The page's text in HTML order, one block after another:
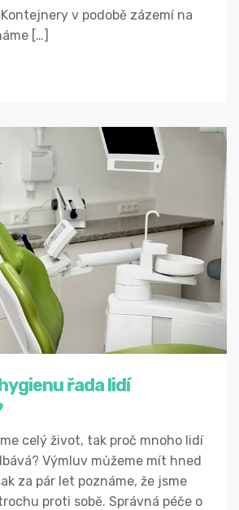
v podobě zázemí na
[…]
řada lidí
celý život, tak proč mnoho lidí
Výmluv můžeme mít hned
za pár let poznáme, že jsme
proti sobě. Správná péče o